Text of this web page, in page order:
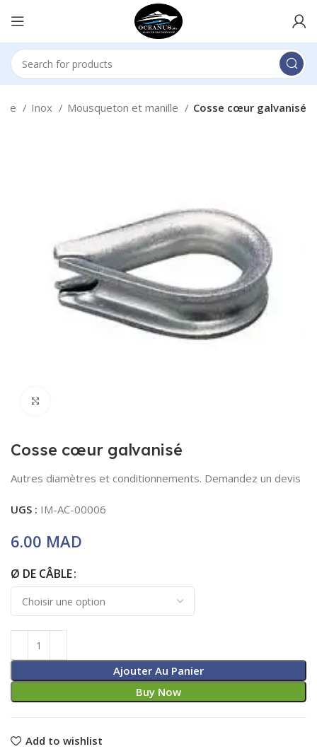
Inox Mousqueton et manille Cosse cœur galvanisé
Cosse cœur galvanisé
Autres diamètres et conditionnements. Demandez un devis
UGS : IM-AC-00006
MAD
Ø DE CÂBLE
Ajouter Au Panier
Buy Now
Add to wishlist